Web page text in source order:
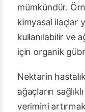
mümkündür.
kimyasal ilaçlar
kullanılabilir ve
için organik
Nektarin
ağaçların
verimini